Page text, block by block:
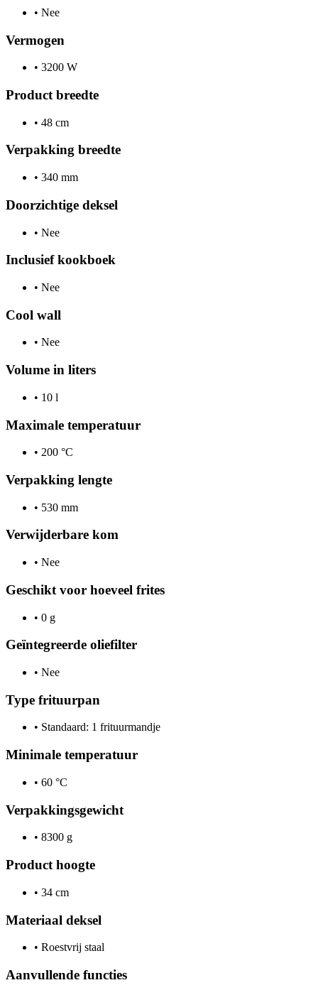
• Nee
Vermogen
• 3200 W
Product breedte
• 48 cm
Verpakking breedte
• 340 mm
Doorzichtige deksel
• Nee
Inclusief kookboek
• Nee
Cool wall
• Nee
Volume in liters
• 10 l
Maximale temperatuur
• 200 °C
Verpakking lengte
• 530 mm
Verwijderbare kom
• Nee
Geschikt voor hoeveel frites
• 0 g
Geïntegreerde oliefilter
• Nee
Type frituurpan
• Standaard: 1 frituurmandje
Minimale temperatuur
• 60 °C
Verpakkingsgewicht
• 8300 g
Product hoogte
• 34 cm
Materiaal deksel
• Roestvrij staal
Aanvullende functies